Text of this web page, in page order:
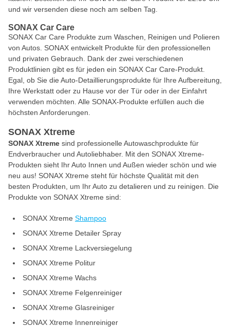
und wir versenden diese noch am selben Tag.
SONAX Car Care
SONAX Car Care Produkte zum Waschen, Reinigen und Polieren
von Autos. SONAX entwickelt Produkte für den professionellen
und privaten Gebrauch. Dank der zwei verschiedenen
Produktlinien gibt es für jeden ein SONAX Car Care-Produkt.
Egal, ob Sie die Auto-Detaillierungsprodukte für Ihre Aufbereitung,
Ihre Werkstatt oder zu Hause vor der Tür oder in der Einfahrt
verwenden möchten. Alle SONAX-Produkte erfüllen auch die
höchsten Anforderungen.
SONAX Xtreme
SONAX Xtreme sind professionelle Autowaschprodukte für
Endverbraucher und Autoliebhaber. Mit den SONAX Xtreme-
Produkten sieht Ihr Auto Innen und Außen wieder schön und wie
neu aus! SONAX Xtreme steht für höchste Qualität mit den
besten Produkten, um Ihr Auto zu detalieren und zu reinigen. Die
Produkte von SONAX Xtreme sind:
SONAX Xtreme Shampoo
SONAX Xtreme Detailer Spray
SONAX Xtreme Lackversiegelung
SONAX Xtreme Politur
SONAX Xtreme Wachs
SONAX Xtreme Felgenreiniger
SONAX Xtreme Glasreiniger
SONAX Xtreme Innenreiniger